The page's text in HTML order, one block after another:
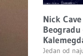
Nick
Jedan od